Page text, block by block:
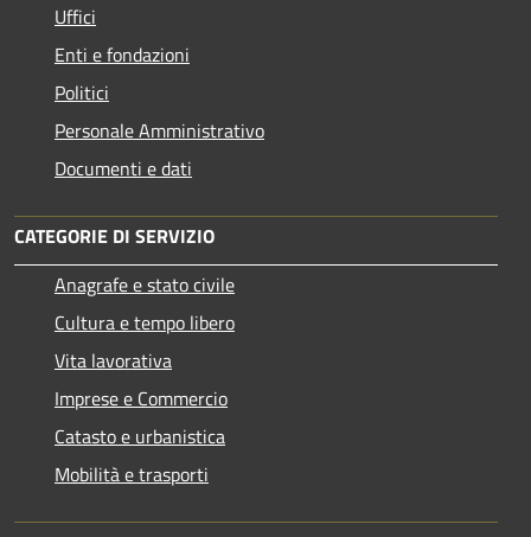
Uffici
Enti e fondazioni
Politici
Personale Amministrativo
Documenti e dati
CATEGORIE DI SERVIZIO
Anagrafe e stato civile
Cultura e tempo libero
Vita lavorativa
Imprese e Commercio
Catasto e urbanistica
Mobilità e trasporti